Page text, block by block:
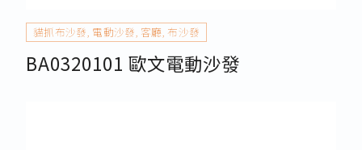
貓抓布沙發 電動沙發 客廳 ,布沙發
BA0320101 歐文電動沙發